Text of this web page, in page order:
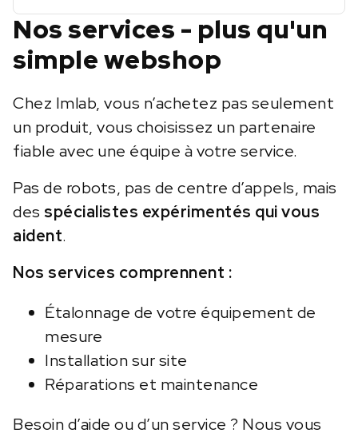
Nos services - plus qu'un
simple webshop
Chez Imlab, vous n’achetez pas seulement
un produit, vous choisissez un partenaire
fiable avec une équipe à votre service.
Pas de robots, pas de centre d’appels, mais
des spécialistes expérimentés qui vous
aident.
Nos services comprennent :
Étalonnage de votre équipement de
mesure
Installation sur site
Réparations et maintenance
Besoin d’aide ou d’un service ? Nous vous